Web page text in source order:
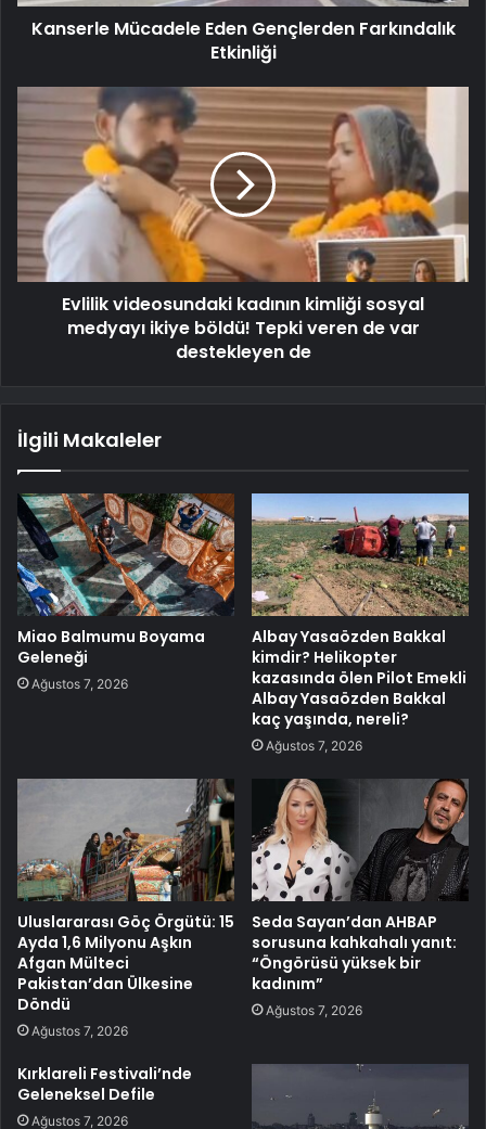
Kanserle Mücadele Eden Gençlerden Farkındalık
Etkinliği
Evlilik videosundaki kadının kimliği sosyal
medyayı ikiye böldü! Tepki veren de var
destekleyen de
İlgili Makaleler
Miao Balmumu Boyama
Geleneği
Ağustos 7, 2026
Albay Yasaözden Bakkal
kimdir? Helikopter
kazasında ölen Pilot Emekli
Albay Yasaözden Bakkal
kaç yaşında, nereli?
Ağustos 7, 2026
Uluslararası Göç Örgütü: 15
Ayda 1,6 Milyonu Aşkın
Afgan Mülteci
Pakistan’dan Ülkesine
Döndü
Ağustos 7, 2026
Seda Sayan’dan AHBAP
sorusuna kahkahalı yanıt:
“Öngörüsü yüksek bir
kadınım”
Ağustos 7, 2026
Kırklareli Festivali’nde
Geleneksel Defile
Ağustos 7, 2026